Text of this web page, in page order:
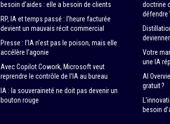
besoin d’aides : elle a besoin de clients
RP, IA et temps passé : l’heure facturée
devient un mauvais récit commercial
Presse : l’IA n’est pas le poison, mais elle
accélère l’agonie
Avec Copilot Cowork, Microsoft veut
reprendre le contrôle de l’IA au bureau
IA : la souveraineté ne doit pas devenir un
bouton rouge
doctrine
défendre
Votre
une IA
AI
gratuit ?
besoin